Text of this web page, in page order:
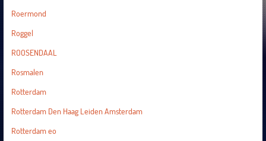
Roermond
Roggel
ROOSENDAAL
Rosmalen
Rotterdam
Rotterdam Den Haag Leiden Amsterdam
Rotterdam eo